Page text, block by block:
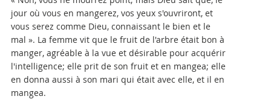
jour où vous en mangerez, vos yeux s'ouvriront, et
vous serez comme Dieu, connaissant le bien et le
mal ». La femme vit que le fruit de l'arbre était bon à
manger, agréable à la vue et désirable pour acquérir
l'intelligence; elle prit de son fruit et en mangea; elle
en donna aussi à son mari qui était avec elle, et il en
mangea.